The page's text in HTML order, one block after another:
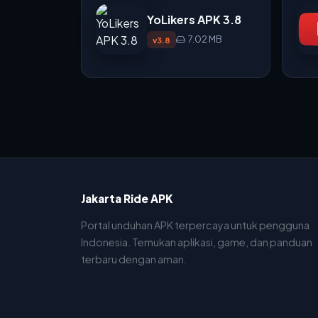
YoLikers APK 3.8
v3.8 7.02 MB
Jakarta Ride APK
Portal unduhan APK terpercaya untuk pengguna
Indonesia. Temukan aplikasi, game, dan panduan
terbaru dengan aman.